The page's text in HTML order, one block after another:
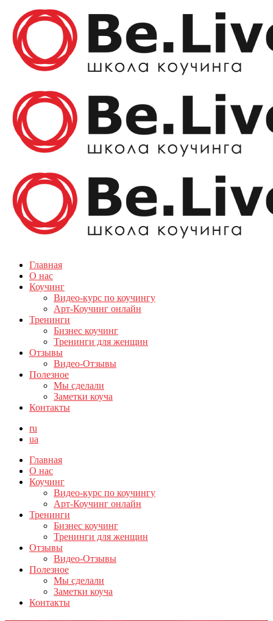
Главная
О нас
Коучинг
Видео-курс по коучингу
Арт-Коучинг онлайн
Тренинги
Бизнес коучинг
Тренинги для женщин
Отзывы
Видео-Отзывы
Полезное
Мы сделали
Заметки коуча
Контакты
ru
ua
Главная
О нас
Коучинг
Видео-курс по коучингу
Арт-Коучинг онлайн
Тренинги
Бизнес коучинг
Тренинги для женщин
Отзывы
Видео-Отзывы
Полезное
Мы сделали
Заметки коуча
Контакты